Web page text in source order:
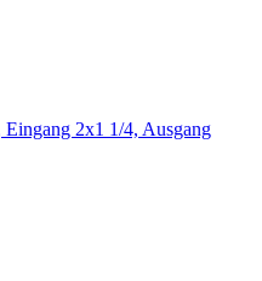
2x1 1/4, Ausgang